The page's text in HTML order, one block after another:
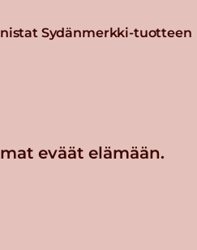
Sydänmerkki-tuotteen
eväät elämään.